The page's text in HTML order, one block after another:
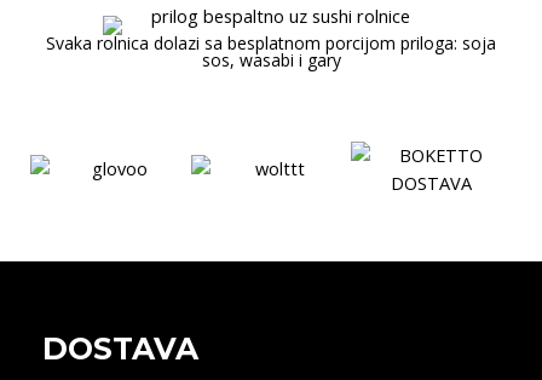
Svaka rolnica dolazi sa besplatnom porcijom priloga: soja
sos, wasabi i gary
DOSTAVA